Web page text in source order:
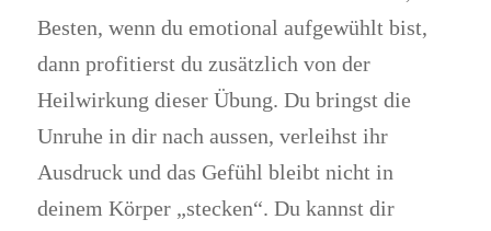
Besten, wenn du emotional aufgewühlt bist,
dann profitierst du zusätzlich von der
Heilwirkung dieser Übung. Du bringst die
Unruhe in dir nach aussen, verleihst ihr
Ausdruck und das Gefühl bleibt nicht in
deinem Körper „stecken“. Du kannst dir